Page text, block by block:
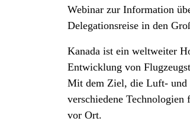
Webinar zur Information
Delegationsreise in den
Kanada ist ein weltweiter
Entwicklung von
Mit dem Ziel, die Luft- und
verschiedene Technologien
vor Ort.